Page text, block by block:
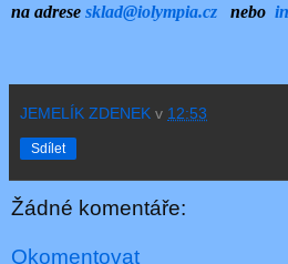
na adrese sklad@iolympia.cz nebo
JEMELÍK ZDENEK v 12:53
Sdílet
Žádné komentáře:
Okomentovat